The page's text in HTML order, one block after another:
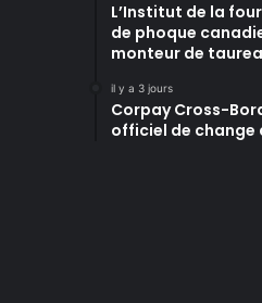
L’Institut de la
de phoque
monteur de
il y a 3 jours
Corpay Cross-
officiel de change